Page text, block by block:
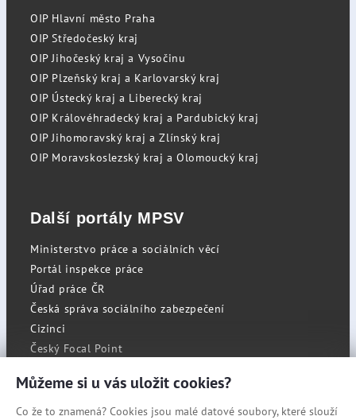
OIP Hlavní město Praha
OIP Středočeský kraj
OIP Jihočeský kraj a Vysočinu
OIP Plzeňský kraj a Karlovarský kraj
OIP Ústecký kraj a Liberecký kraj
OIP Královéhradecký kraj a Pardubický kraj
OIP Jihomoravský kraj a Zlínský kraj
OIP Moravskoslezský kraj a Olomoucký kraj
Další portály MPSV
Ministerstvo práce a sociálních věcí
Portál inspekce práce
Úřad práce ČR
Česká správa sociálního zabezpečení
Cizinci
Český Focal Point
Můžeme si u vás uložit cookies?
Co že to znamená? Cookies jsou malé datové soubory, které slouží